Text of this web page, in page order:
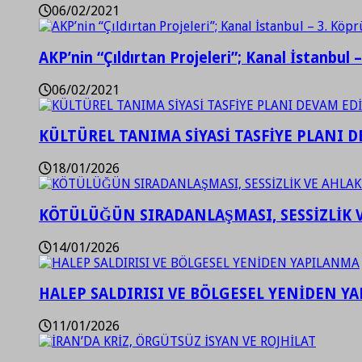
06/02/2021
AKP’nin “Çıldırtan Projeleri”; Kanal İstanbul
06/02/2021
KÜLTÜREL TANIMA SİYASİ TASFİYE PLANI
18/01/2026
KÖTÜLÜĞÜN SIRADANLAŞMASI, SESSİZLİK
14/01/2026
HALEP SALDIRISI VE BÖLGESEL YENİDEN
11/01/2026